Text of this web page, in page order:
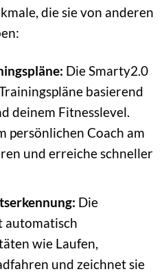
die sie von anderen
Die Smarty2.0
basierend
deinem Fitnesslevel.
persönlichen Coach am
und erreiche schneller
Die
automatisch
wie Laufen,
und zeichnet sie